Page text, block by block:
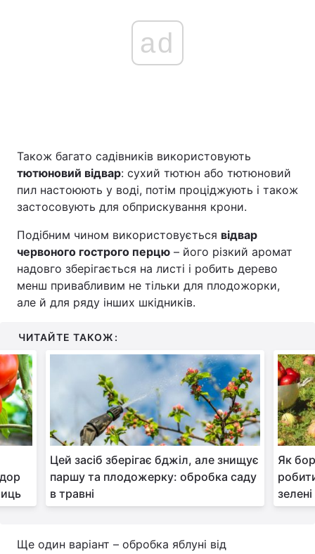
ad
Також багато садівників використовують
тютюновий відвар: сухий тютюн або тютюновий
пил настоюють у воді, потім проціджують і також
застосовують для обприскування крони.
Подібним чином використовується відвар
червоного гострого перцю – його різкий аромат
надовго зберігається на листі і робить дерево
менш привабливим не тільки для плодожорки,
але й для ряду інших шкідників.
ЧИТАЙТЕ ТАКОЖ:
Цей засіб зберігає бджіл, але знищує
паршу та плодожерку: обробка саду
в травні
Як
Ще один варіант – обробка яблуні від